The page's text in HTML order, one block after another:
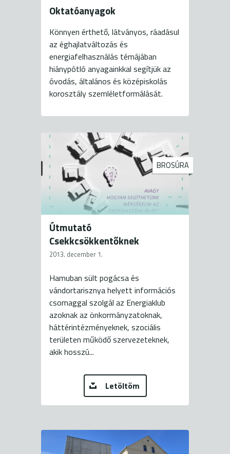
Oktatóanyagok
Könnyen érthető, látványos, ráadásul
az éghajlatváltozás és
energiafelhasználás témájában
hiánypótló anyagainkkal segítjük az
óvodás, általános és középiskolás
korosztály szemléletformálását.
BROSÚRA
Útmutató
Csekkcsökkentőknek
2013. december 1.
Hamuban sült pogácsa és
vándortarisznya helyett információs
csomaggal szolgál az Energiaklub
azoknak az önkormányzatoknak,
háttérintézményeknek, szociális
területen működő szervezeteknek,
akik hosszú...
Letöltöm